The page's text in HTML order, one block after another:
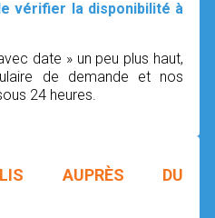
vérifier la disponibilité à
date » un peu plus haut,
de demande et nos
24 heures.
AUPRÈS DU